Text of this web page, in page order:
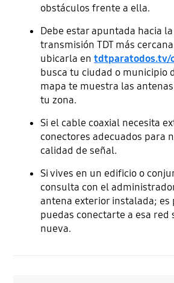
obstáculos frente a ella.
Debe estar apuntada hacia
transmisión TDT más
ubicarla en tdtparatodos.tv/
busca tu ciudad o municipio
mapa te muestra las
tu zona.
Si el cable coaxial necesita
conectores adecuados para
calidad de señal.
Si vives en un edificio o
consulta con el
antena exterior instalada; es
puedas conectarte a esa red
nueva.